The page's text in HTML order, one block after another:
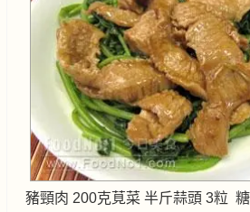
豬頸肉 200克莧菜 半斤蒜頭 3粒